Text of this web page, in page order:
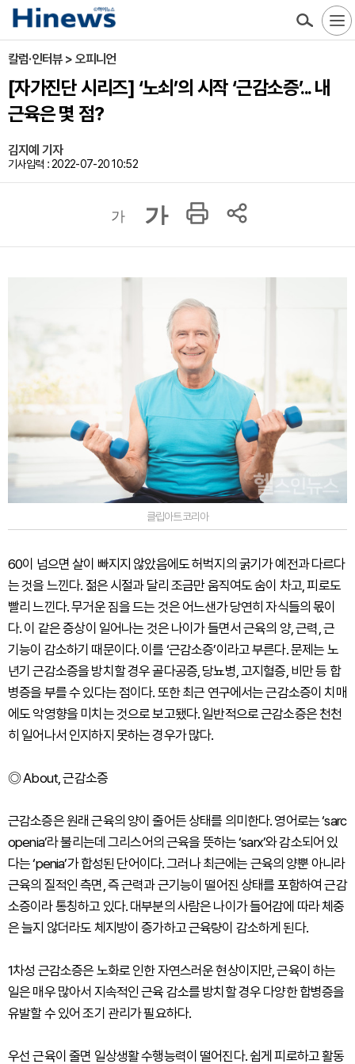
칼럼·인터뷰 > 오피니언
[자가진단 시리즈] ‘노쇠’의 시작 ‘근감소증’... 내
근육은 몇 점?
김지예 기자
기사입력 : 2022-07-20 10:52
가 가
클립아트코리아
60이 넘으면 살이 빠지지 않았음에도 허벅지의 굵기가 예전과 다르다
는 것을 느낀다. 젊은 시절과 달리 조금만 움직여도 숨이 차고, 피로도
빨리 느낀다. 무거운 짐을 드는 것은 어느샌가 당연히 자식들의 몫이
다. 이 같은 증상이 일어나는 것은 나이가 들면서 근육의 양, 근력, 근
기능이 감소하기 때문이다. 이를 ‘근감소증’이라고 부른다. 문제는 노
년기 근감소증을 방치할 경우 골다공증, 당뇨병, 고지혈증, 비만 등 합
병증을 부를 수 있다는 점이다. 또한 최근 연구에서는 근감소증이 치매
에도 악영향을 미치는 것으로 보고됐다. 일반적으로 근감소증은 천천
히 일어나서 인지하지 못하는 경우가 많다.
◎ About, 근감소증
근감소증은 원래 근육의 양이 줄어든 상태를 의미한다. 영어로는 ‘sarc
openia’라 불리는데 그리스어의 근육을 뜻하는 ‘sarx’와 감소되어 있
다는 ‘penia’가 합성된 단어이다. 그러나 최근에는 근육의 양뿐 아니라
근육의 질적인 측면, 즉 근력과 근기능이 떨어진 상태를 포함하여 근감
소증이라 통칭하고 있다. 대부분의 사람은 나이가 들어감에 따라 체중
은 늘지 않더라도 체지방이 증가하고 근육량이 감소하게 된다.
1차성 근감소증은 노화로 인한 자연스러운 현상이지만, 근육이 하는
일은 매우 많아서 지속적인 근육 감소를 방치할 경우 다양한 합병증을
유발할 수 있어 조기 관리가 필요하다.
우선 근육이 줄면 일상생활 수행능력이 떨어진다. 쉽게 피로하고 활동